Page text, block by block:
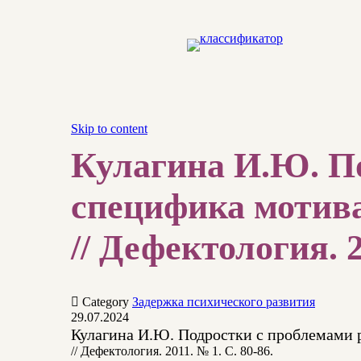
Skip to content
Кулагина И.Ю.
специфика
// Дефектология.
 Category Задержка психического развития
29.07.2024
Кулагина И.Ю. Подростки с проблемами
// Дефектология. 2011. № 1. С. 80-86.